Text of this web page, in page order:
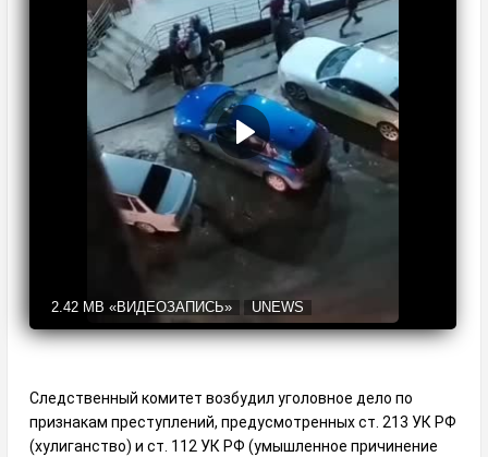
2.42 MB «ВИДЕОЗАПИСЬ» UNEWS
Следственный комитет возбудил уголовное дело по
признакам преступлений, предусмотренных ст. 213 УК РФ
(хулиганство) и ст. 112 УК РФ (умышленное причинение